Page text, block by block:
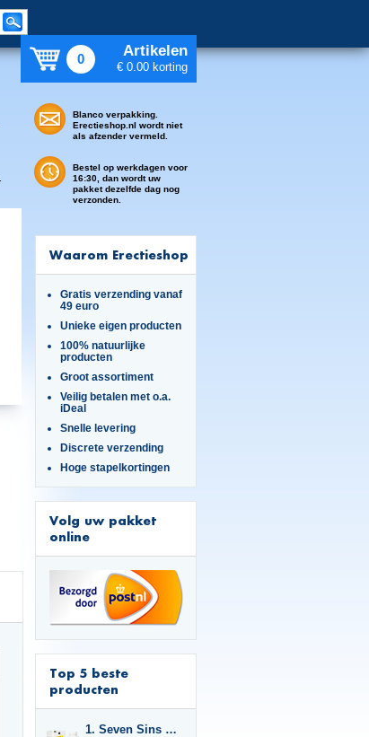
0 Artikelen
€ 0.00 korting
Blanco verpakking.
Erectieshop.nl wordt niet
als afzender vermeld.
Bestel op werkdagen voor
16:30, dan wordt uw
pakket dezelfde dag nog
verzonden.
Waarom Erectieshop
Gratis verzending vanaf
49 euro
Unieke eigen producten
100% natuurlijke
producten
Groot assortiment
Veilig betalen met o.a.
iDeal
Snelle levering
Discrete verzending
Hoge stapelkortingen
Volg uw pakket
online
Top 5 beste
producten
1. Seven Sins Grown 6x